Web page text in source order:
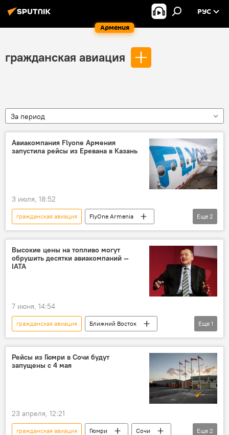
Армения
РУС
гражданская авиация
За период
Авиакомпания Flyone Армения
запустила рейсы из Еревана в Казань
3 июля, 18:52
гражданская авиация
FlyOne Armenia
Ереван
Казань
Еще 2
Высокие цены на топливо могут
обрушить десятки авиакомпаний —
IATA
7 июня, 14:54
гражданская авиация
Ближний Восток
Топливо
Еще 1
Рейсы из Гюмри в Сочи будут
запущены с 4 мая
23 апреля, 12:21
гражданская авиация Гюмри
Сочи
Еще 2